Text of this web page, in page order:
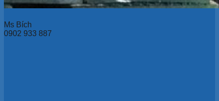
Ms Bích
0902 933 887